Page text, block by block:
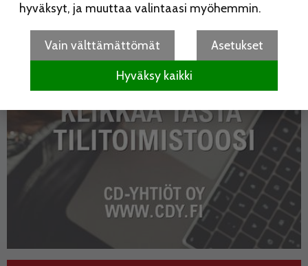
hyväksyt, ja muuttaa valintaasi myöhemmin.
Vain välttämättömät Asetukset
Hyväksy kaikki